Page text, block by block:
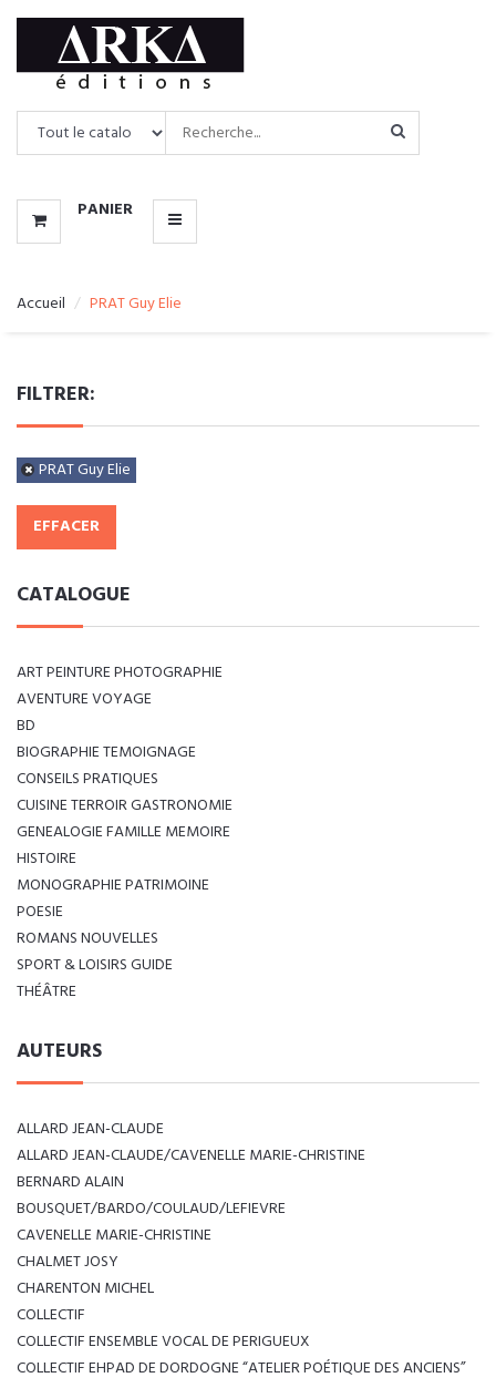
PANIER
CATALOGUE
MENU
Accueil PRAT Guy Elie
FILTRER:
PRAT Guy Elie
EFFACER
CATALOGUE
ART PEINTURE PHOTOGRAPHIE
AVENTURE VOYAGE
BD
BIOGRAPHIE TEMOIGNAGE
CONSEILS PRATIQUES
CUISINE TERROIR GASTRONOMIE
GENEALOGIE FAMILLE MEMOIRE
HISTOIRE
MONOGRAPHIE PATRIMOINE
POESIE
ROMANS NOUVELLES
SPORT & LOISIRS GUIDE
THÉÂTRE
AUTEURS
ALLARD JEAN-CLAUDE
ALLARD JEAN-CLAUDE/CAVENELLE MARIE-CHRISTINE
BERNARD ALAIN
BOUSQUET/BARDO/COULAUD/LEFIEVRE
CAVENELLE MARIE-CHRISTINE
CHALMET JOSY
CHARENTON MICHEL
COLLECTIF
COLLECTIF ENSEMBLE VOCAL DE PERIGUEUX
COLLECTIF EHPAD DE DORDOGNE “ATELIER POÉTIQUE DES ANCIENS”